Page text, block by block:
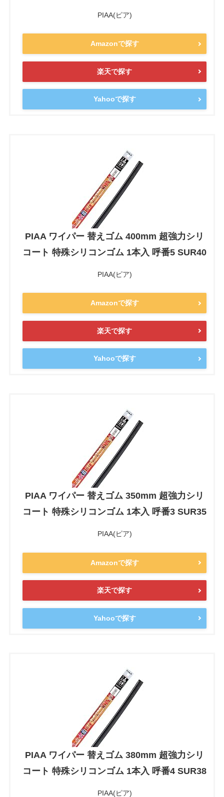
PIAA(ピア)
Amazonで探す
楽天で探す
Yahooで探す
PIAA ワイパー 替えゴム 400mm 超強力シリ
コート 特殊シリコンゴム 1本入 呼番5 SUR40
PIAA(ピア)
Amazonで探す
楽天で探す
Yahooで探す
PIAA ワイパー 替えゴム 350mm 超強力シリ
コート 特殊シリコンゴム 1本入 呼番3 SUR35
PIAA(ピア)
Amazonで探す
楽天で探す
Yahooで探す
PIAA ワイパー 替えゴム 380mm 超強力シリ
コート 特殊シリコンゴム 1本入 呼番4 SUR38
PIAA(ピア)